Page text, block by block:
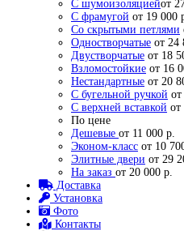
С шумоизоляциейот
С фрамугой от 19 000
Со скрытыми петлями
Одностворчатые от 24
Двустворчатые от 18
Взломостойкие от 16
Нестандартные от 20
С бугельной ручкой
С верхней вставкой от
По цене
Дешевые от 11 000 р.
Эконом-класс от 10
Элитные двери от 29
На заказ от 20 000 р.
Доставка
Установка
Фото
Контакты